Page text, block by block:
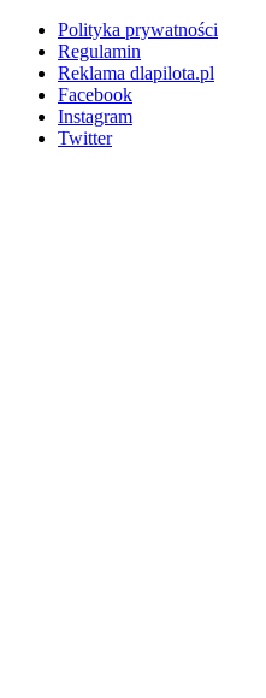
Polityka prywatności
Regulamin
Reklama dlapilota.pl
Facebook
Instagram
Twitter